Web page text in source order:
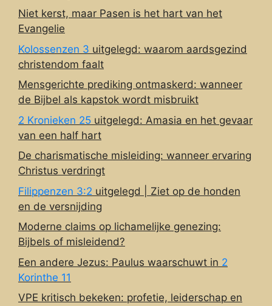
Niet kerst, maar Pasen is het hart van het
Evangelie
Kolossenzen 3 uitgelegd: waarom aardsgezind
christendom faalt
Mensgerichte prediking ontmaskerd: wanneer
de Bijbel als kapstok wordt misbruikt
2 Kronieken 25 uitgelegd: Amasia en het gevaar
van een half hart
De charismatische misleiding: wanneer ervaring
Christus verdringt
Filippenzen 3:2 uitgelegd | Ziet op de honden
en de versnijding
Moderne claims op lichamelijke genezing:
Bijbels of misleidend?
Een andere Jezus: Paulus waarschuwt in 2
Korinthe 11
VPE kritisch bekeken: profetie, leiderschap en